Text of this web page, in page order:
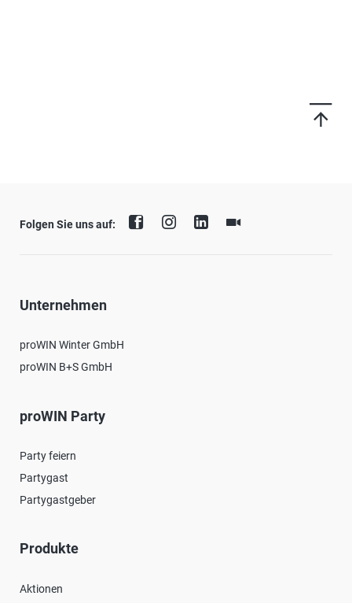
Folgen Sie uns auf:
Unternehmen
proWIN Winter GmbH
proWIN B+S GmbH
proWIN Party
Party feiern
Partygast
Partygastgeber
Produkte
Aktionen